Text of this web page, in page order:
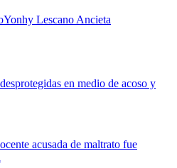
Yonhy Lescano Ancieta
en medio de acoso y
acusada de maltrato fue